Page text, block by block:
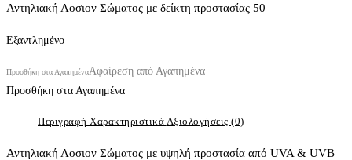
Αντηλιακή Λοσιον Σώματος με δείκτη προστασίας 50
Εξαντλημένο
Προσθήκη στα ΑγαπημέναΑφαίρεση από Αγαπημένα
Προσθήκη στα Αγαπημένα
Περιγραφή Χαρακτηριστικά Αξιολογήσεις (0)
Αντηλιακή Λοσιον Σώματος με υψηλή προστασία από UVA & UVB